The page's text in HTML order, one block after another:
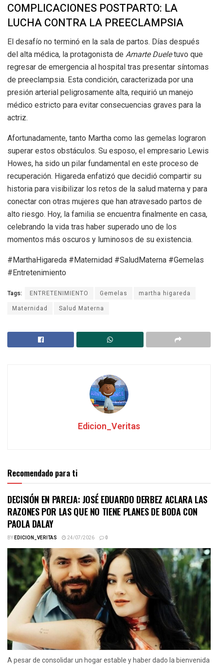
COMPLICACIONES POSTPARTO: LA
LUCHA CONTRA LA PREECLAMPSIA
El desafío no terminó en la sala de partos. Días después
del alta médica, la protagonista de Amarte Dueletuvo que
regresar de emergencia al hospital tras presentar síntomas
de preeclampsia. Esta condición, caracterizada por una
presión arterial peligrosamente alta, requirió un manejo
médico estricto para evitar consecuencias graves para la
actriz.
Afortunadamente, tanto Martha como las gemelas lograron
superar estos obstáculos. Su esposo, el empresario Lewis
Howes, ha sido un pilar fundamental en este proceso de
recuperación. Higareda enfatizó que decidió compartir su
historia para visibilizar los retos de la salud materna y para
conectar con otras mujeres que han atravesado partos de
alto riesgo. Hoy, la familia se encuentra finalmente en casa,
celebrando la vida tras haber superado uno de los
momentos más oscuros y luminosos de su existencia.
#MarthaHigareda #Maternidad #SaludMaterna #Gemelas
#Entretenimiento
Tags: ENTRETENIMIENTO Gemelas
martha higareda
Maternidad
Salud Materna
Edicion_Veritas
Recomendado para ti
DECISIÓN EN PAREJA: JOSÉ EDUARDO DERBEZ ACLARA LAS
RAZONES POR LAS QUE NO TIENE PLANES DE BODA CON
PAOLA DALAY
BYEDICION_VERITAS 24/07/2026 0
A pesar de consolidar un hogar estable y haber dado la bienvenida